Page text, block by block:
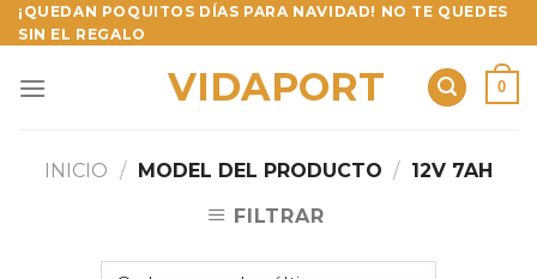
Skip
to
¡QUEDAN POQUITOS DÍAS PARA NAVIDAD! NO TE QUEDES
SIN EL REGALO
VIDAPORT 0
INICIO / MODEL DEL PRODUCTO / 12V 7AH
FILTRAR